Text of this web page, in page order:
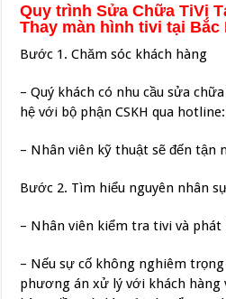
Quy trình Sửa Chữa TiVi
Thay màn hình tivi tại Bắc
Bước 1. Chăm sóc khách hàng
– Quý khách có nhu cầu sửa
hệ với bộ phận CSKH qua hotline:
– Nhân viên kỹ thuật sẽ đến tận
Bước 2. Tìm hiểu nguyên nhân
– Nhân viên kiểm tra tivi và phát
– Nếu sự cố không nghiêm
phương án xử lý với khách hàng